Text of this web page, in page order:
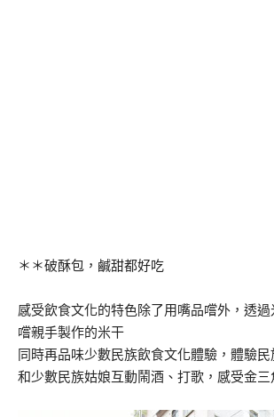
＊＊破酥包，鹹甜都好吃
感受飲食文化的特色除了用嘴品嚐外，透
嚐親手製作的米干
同時再品味少數民族飲食文化體驗，體驗
和少數民族姑娘互動鬧酒、打歌，感受金三